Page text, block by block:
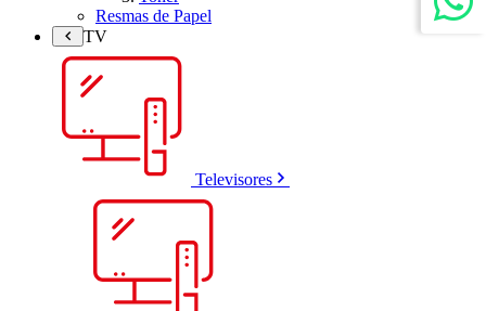
Resmas de Papel
TV
Televisores